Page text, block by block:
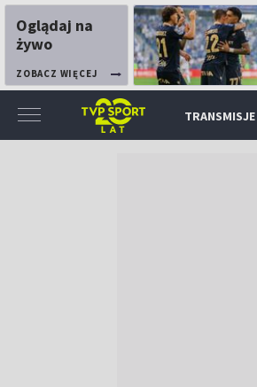
Oglądaj na
żywo
ZOBACZ WIĘCEJ
TRANSMISJE